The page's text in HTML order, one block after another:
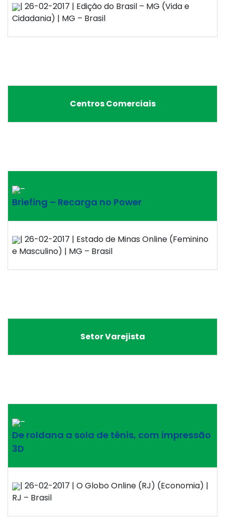
| 26-02-2017 | Edição do Brasil – MG (Vida e
Cidadania) | MG – Brasil
Centros Comerciais
–
Briefing – Recarga no Power
| 26-02-2017 | Estado de Minas Online (Feminino
e Masculino) | MG – Brasil
Setor Varejista
–
De roldana a sola de tênis, com impressão
3D
| 26-02-2017 | O Globo Online (RJ) (Economia) |
RJ – Brasil